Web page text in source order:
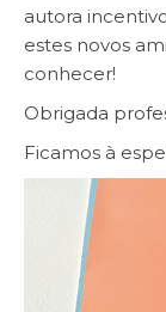
autora
estes novos
conhecer!
Obrigada
Ficamos à